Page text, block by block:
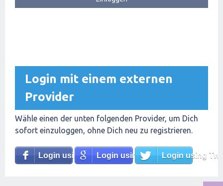
Login mit einem externen
Provider
Wähle einen der unten folgenden Provider, um Dich
sofort einzuloggen, ohne Dich neu zu registrieren.
Login using FacebookLogin using GoogleLogin using